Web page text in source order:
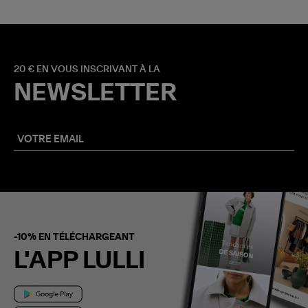
20 € EN VOUS INSCRIVANT À LA
NEWSLETTER
-10% EN TÉLÉCHARGEANT
L'APP LULLI